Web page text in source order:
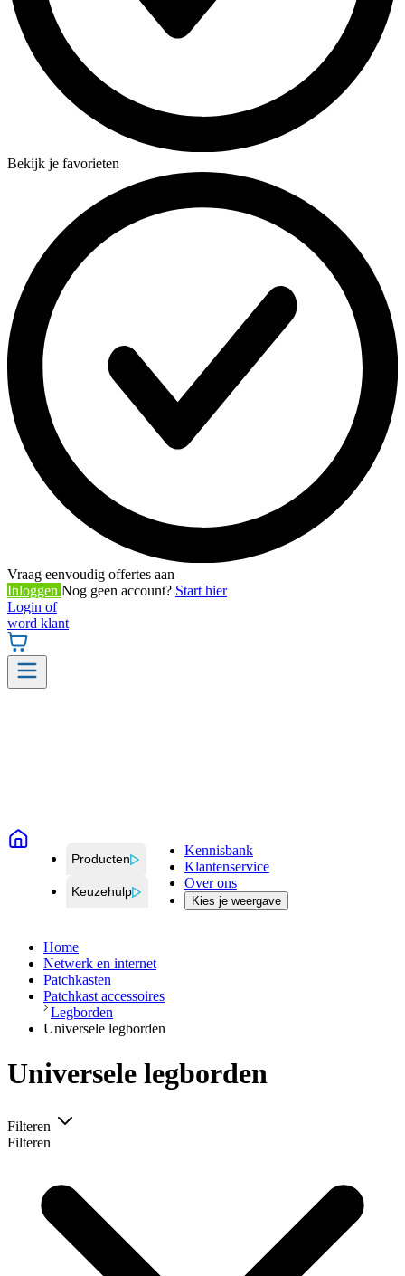
Bekijk je favorieten
Vraag eenvoudig offertes aan
Inloggen Nog geen account? Start hier
Login of
word klant
Producten
Keuzehulp
Kennisbank
Klantenservice
Over ons
Kies je weergave
Home
Netwerk en internet
Patchkasten
Patchkast accessoires
Legborden
Universele legborden
Universele legborden
Filteren
Filteren